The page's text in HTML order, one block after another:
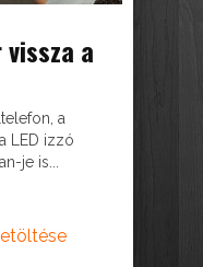
a
a
LED izzó
je is...